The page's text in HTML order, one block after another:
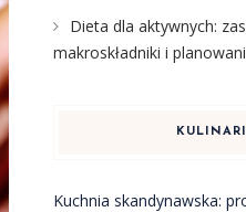
Dieta dla aktywnych:
makroskładniki i
Kuchnia skandynawska: